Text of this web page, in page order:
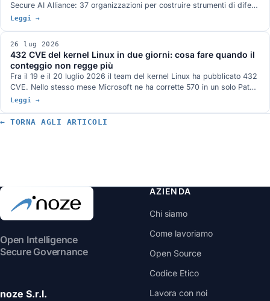
Secure AI Alliance: 37 organizzazioni per costruire strumenti di difesa
ispezionabili, con modelli e pesi aperti al centro. L'argomento
analoghe esistono già e chi manca all'appello.
Leggi →
26 lug 2026
432 CVE del kernel Linux in due giorni: cosa fare quando il
conteggio non regge più
Fra il 19 e il 20 luglio 2026 il team del kernel Linux ha pubblicato 432
CVE. Nello stesso mese Microsoft ne ha corrette 570 in un solo Patch
Tuesday e Oracle 1.235 in un Critical Patch Update. Il motore comune
analizzarle tutte. Cosa cambia per chi gestisce sistemi in produzione.
Leggi →
← TORNA AGLI ARTICOLI
Open Intelligence
Secure Governance
noze S.r.l.
AZIENDA
Chi siamo
Come lavoriamo
Open Source
Codice Etico
Lavora con noi